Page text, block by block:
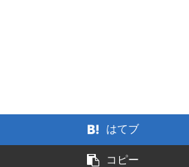
はてブ
コピー